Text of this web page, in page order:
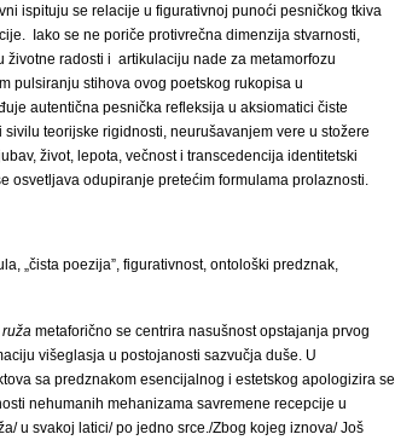
ispituju se relacije u figurativnoj punoći pesničkog tkiva
Iako se ne poriče protivrečna dimenzija stvarnosti,
životne radosti i artikulaciju nade za metamorfozu
pulsiranju stihova ovog poetskog rukopisa u
autentična pesnička refleksija u aksiomatici čiste
sivilu teorijske rigidnosti, neurušavanjem vere u stožere
život, lepota, večnost i transcedencija identitetski
osvetlјava odupiranje pretećim formulama prolaznosti.
„čista poezija”, figurativnost, ontološki predznak,
metaforično se centrira nasušnost opstajanja prvog
višeglasja u postojanosti sazvučja duše. U
sa predznakom esencijalnog i estetskog apologizira se
nehumanih mehanizama savremene recepcije u
u svakoj latici/ po jedno srce./Zbog kojeg iznova/ Još